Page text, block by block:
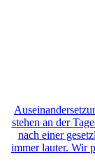
stehen an der
nach einer
immer lauter. Wir